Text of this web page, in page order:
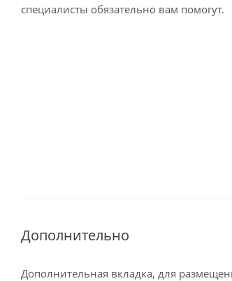
специалисты обязательно вам помогут.
Дополнительно
Дополнительная вкладка, для